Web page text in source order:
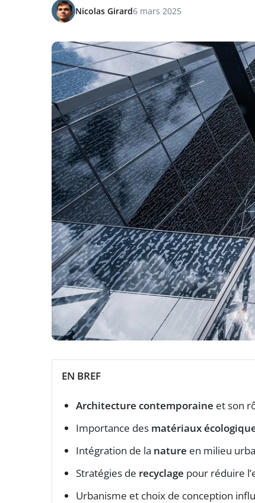
Nicolas Girard6 mars 2025
EN BREF
Architecture contemporaine et son
Importance des matériaux
Intégration de la nature en milieu
Stratégies de recyclage pour réduire
Urbanisme et choix de conception